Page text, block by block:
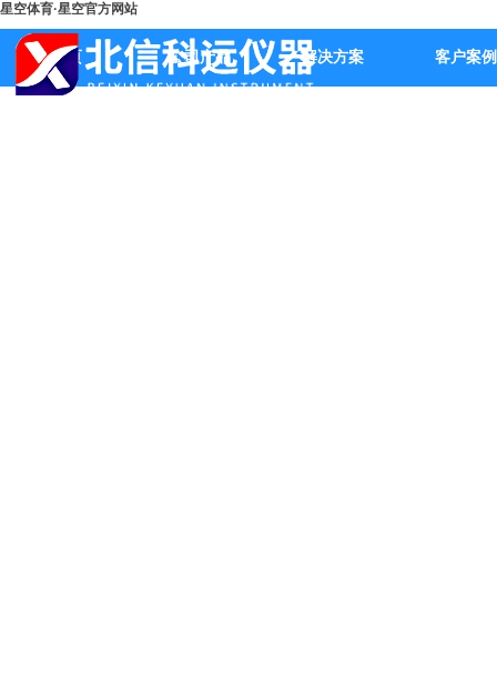
星空体育·星空官方网站
首页 公司产品 解决方案 客户案例